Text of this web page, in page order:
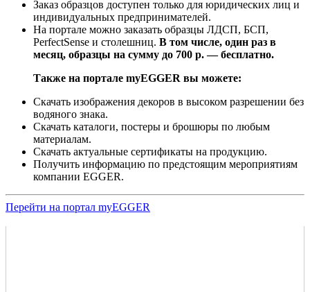
Заказ образцов доступен только для юридических лиц и
индивидуальных предпринимателей.
На портале можно заказать образцы ЛДСП, БСП,
PerfectSense и столешниц. В том числе, один раз в
месяц, образцы на сумму до 700 р. — бесплатно.
Также на портале myEGGER вы можете:
Скачать изображения декоров в высоком разрешении без
водяного знака.
Скачать каталоги, постеры и брошюры по любым
материалам.
Скачать актуальные сертификаты на продукцию.
Получить информацию по предстоящим мероприятиям
компании EGGER.
Перейти на портал myEGGER